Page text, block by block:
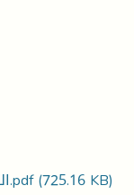
النظريةُالأدبيةُ واتجاهاتُها الأساسيةُ الحديثة.pdf(725.16 KB)